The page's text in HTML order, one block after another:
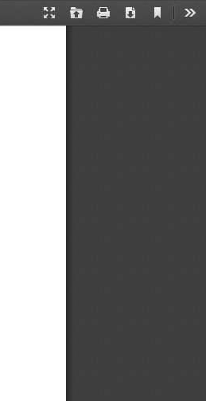
Presentation
Open Print Download
Current